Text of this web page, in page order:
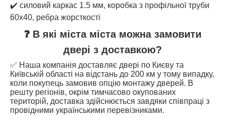
✔️ силовий каркас 1.5 мм, коробка з профільної труби
60х40, ребра жорсткості
❓ В які міста міста можна замовити
двері з доставкою?
✅ Наша компанія доставляє двері по Києву та
Київській області на відстань до 200 км у тому випадку,
коли покупець замовив опцію монтажу дверей. В
решту регіонів, окрім тимчасово окупованих
територій, доставка здійснюється завдяки співпраці з
провідними українськими перевізниками.